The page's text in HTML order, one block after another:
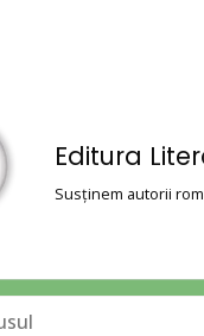
Editura
Susținem autorii